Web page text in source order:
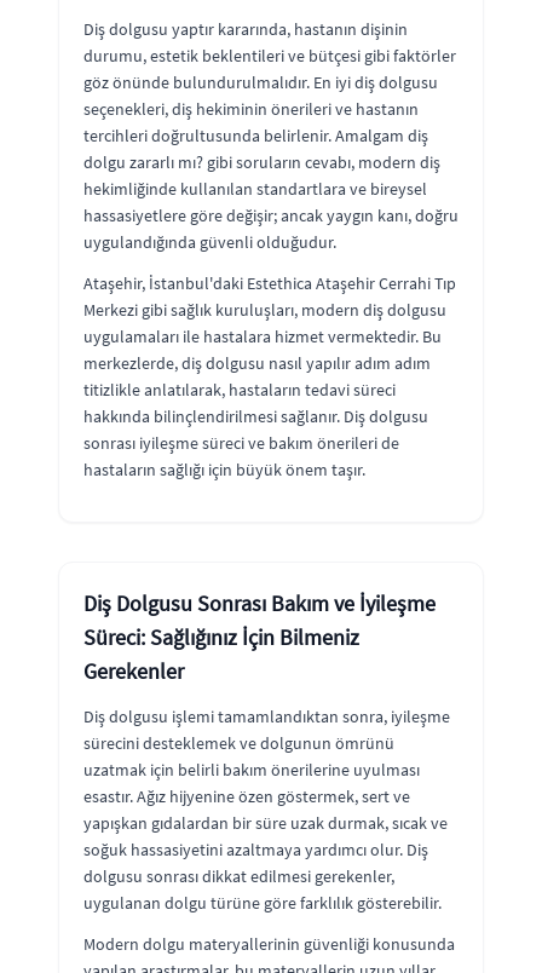
Diş dolgusu yaptır kararında, hastanın dişinin
durumu, estetik beklentileri ve bütçesi gibi faktörler
göz önünde bulundurulmalıdır. En iyi diş dolgusu
seçenekleri, diş hekiminin önerileri ve hastanın
tercihleri doğrultusunda belirlenir. Amalgam diş
dolgu zararlı mı? gibi soruların cevabı, modern diş
hekimliğinde kullanılan standartlara ve bireysel
hassasiyetlere göre değişir; ancak yaygın kanı, doğru
uygulandığında güvenli olduğudur.
Ataşehir, İstanbul'daki Estethica Ataşehir Cerrahi Tıp
Merkezi gibi sağlık kuruluşları, modern diş dolgusu
uygulamaları ile hastalara hizmet vermektedir. Bu
merkezlerde, diş dolgusu nasıl yapılır adım adım
titizlikle anlatılarak, hastaların tedavi süreci
hakkında bilinçlendirilmesi sağlanır. Diş dolgusu
sonrası iyileşme süreci ve bakım önerileri de
hastaların sağlığı için büyük önem taşır.
Diş Dolgusu Sonrası Bakım ve İyileşme
Süreci: Sağlığınız İçin Bilmeniz
Gerekenler
Diş dolgusu işlemi tamamlandıktan sonra, iyileşme
sürecini desteklemek ve dolgunun ömrünü
uzatmak için belirli bakım önerilerine uyulması
esastır. Ağız hijyenine özen göstermek, sert ve
yapışkan gıdalardan bir süre uzak durmak, sıcak ve
soğuk hassasiyetini azaltmaya yardımcı olur. Diş
dolgusu sonrası dikkat edilmesi gerekenler,
uygulanan dolgu türüne göre farklılık gösterebilir.
Modern dolgu materyallerinin güvenliği konusunda